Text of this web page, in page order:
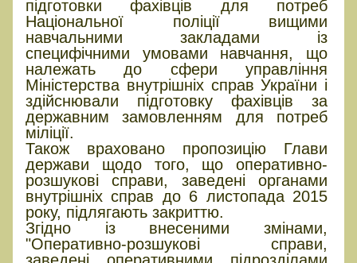
підготовки фахівців для потреб
Національної поліції вищими
навчальними закладами із
специфічними умовами навчання, що
належать до сфери управління
Міністерства внутрішніх справ України і
здійснювали підготовку фахівців за
державним замовленням для потреб
міліції.
Також враховано пропозицію Глави
держави щодо того, що оперативно-
розшукові справи, заведені органами
внутрішніх справ до 6 листопада 2015
року, підлягають закриттю.
Згідно із внесеними змінами,
"Оперативно-розшукові справи,